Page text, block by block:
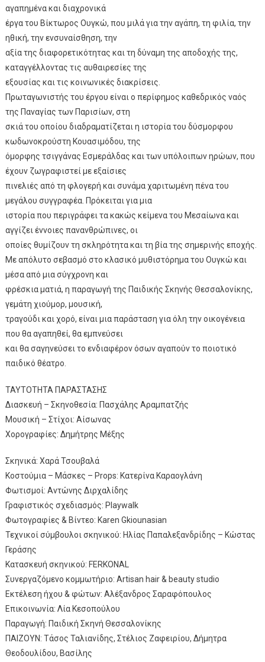
αγαπημένα και διαχρονικά
έργα του Βίκτωρος Ουγκώ, που μιλά για την αγάπη, τη φιλία, την
ηθική, την ενσυναίσθηση, την
αξία της διαφορετικότητας και τη δύναμη της αποδοχής της,
καταγγέλλοντας τις αυθαιρεσίες της
εξουσίας και τις κοινωνικές διακρίσεις.
Πρωταγωνιστής του έργου είναι ο περίφημος καθεδρικός ναός
της Παναγίας των Παρισίων, στη
σκιά του οποίου διαδραματίζεται η ιστορία του δύσμορφου
κωδωνοκρούστη Κουασιμόδου, της
όμορφης τσιγγάνας Εσμεράλδας και των υπόλοιπων ηρώων, που
έχουν ζωγραφιστεί με εξαίσιες
πινελιές από τη φλογερή και συνάμα χαριτωμένη πένα του
μεγάλου συγγραφέα. Πρόκειται για μια
ιστορία που περιγράφει τα κακώς κείμενα του Μεσαίωνα και
αγγίζει έννοιες πανανθρώπινες, οι
οποίες θυμίζουν τη σκληρότητα και τη βία της σημερινής εποχής.
Με απόλυτο σεβασμό στο κλασικό μυθιστόρημα του Ουγκώ και
μέσα από μια σύγχρονη και
φρέσκια ματιά, η παραγωγή της Παιδικής Σκηνής Θεσσαλονίκης,
γεμάτη χιούμορ, μουσική,
τραγούδι και χορό, είναι μια παράσταση για όλη την οικογένεια
που θα αγαπηθεί, θα εμπνεύσει
και θα σαγηνεύσει το ενδιαφέρον όσων αγαπούν το ποιοτικό
παιδικό θέατρο.
ΤΑΥΤΟΤΗΤΑ ΠΑΡΑΣΤΑΣΗΣ
Διασκευή – Σκηνοθεσία: Πασχάλης Αραμπατζής
Μουσική – Στίχοι: Αίσωνας
Χορογραφίες: Δημήτρης Μέξης
Σκηνικά: Χαρά Τσουβαλά
Κοστούμια – Μάσκες – Props: Κατερίνα Καραογλάνη
Φωτισμοί: Αντώνης Διρχαλίδης
Γραφιστικός σχεδιασμός: Playwalk
Φωτογραφίες & Βίντεο: Karen Gkiounasian
Τεχνικοί σύμβουλοι σκηνικού: Ηλίας Παπαλεξανδρίδης – Κώστας
Γεράσης
Κατασκευή σκηνικού: FERKONAL
Συνεργαζόμενο κομμωτήριο: Artisan hair & beauty studio
Εκτέλεση ήχου & φώτων: Αλέξανδρος Σαραφόπουλος
Επικοινωνία: Λία Κεσοπούλου
Παραγωγή: Παιδική Σκηνή Θεσσαλονίκης
ΠΑΙΖΟΥΝ: Τάσος Ταλιανίδης, Στέλιος Ζαφειρίου, Δήμητρα
Θεοδουλίδου, Βασίλης